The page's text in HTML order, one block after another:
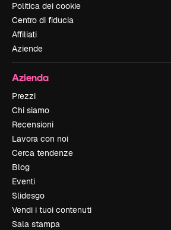
Politica dei cookie
Centro di fiducia
Affiliati
Aziende
Azienda
Prezzi
Chi siamo
Recensioni
Lavora con noi
Cerca tendenze
Blog
Eventi
Slidesgo
Vendi i tuoi contenuti
Sala stampa